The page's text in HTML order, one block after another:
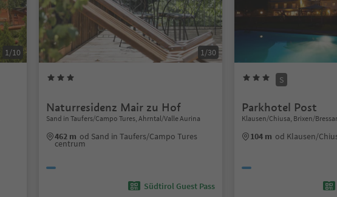
1/10 1/30
Naturresidenz Mair zu Hof
Sand in Taufers/Campo Tures, Ahrntal/Valle Aurina
462 m od Sand in Taufers/Campo Tures
centrum
Südtirol Guest Pass
S
Parkhotel Post
Klausen/Chiusa, Brixen/
104 m od Klausen/